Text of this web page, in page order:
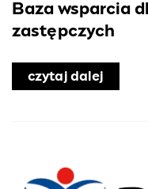
Baza wsparcia
zastępczych
czytaj dalej